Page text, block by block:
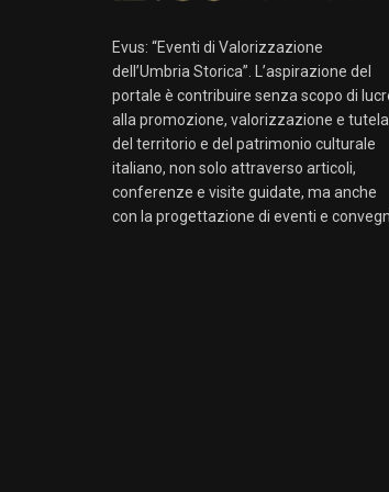
Evus: “Eventi di Valorizzazione
dell’Umbria Storica”. L’aspirazione del
portale è contribuire senza scopo di
alla promozione, valorizzazione e tutela
del territorio e del patrimonio culturale
italiano, non solo attraverso articoli,
conferenze e visite guidate, ma anche
con la progettazione di eventi e